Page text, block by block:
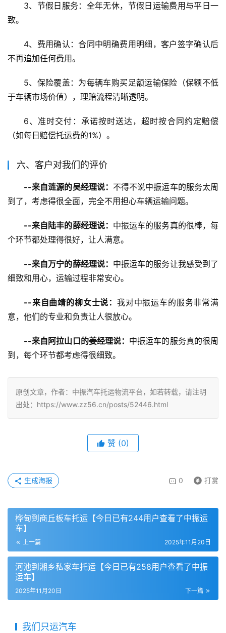
3、节假日服务：全年无休，节假日运输费用与平日一
致。
4、费用确认：合同中明确费用明细，客户签字确认后
不再追加任何费用。
5、保险覆盖：为每辆车购买足额运输保险（保额不低
于车辆市场价值），理赔流程清晰透明。
6、准时交付：承诺按时送达，超时按合同约定赔偿
（如每日赔偿托运费的1%）。
六、客户对我们的评价
--来自涟源的吴经理说： 不得不说中振运车的服务太周
到了，考虑得很全面，完全不用担心车辆运输问题。
--来自陆丰的薛经理说： 中振运车的服务真的很棒，每
个环节都处理得很好，让人满意。
--来自万宁的薛经理说： 中振运车的服务让我感受到了
细致和用心，运输过程非常安心。
--来自曲靖的柳女士说： 我对中振运车的服务非常满
意，他们的专业和负责让人很放心。
--来自阿拉山口的姜经理说： 中振运车的服务真的很周
到，每个环节都考虑得很细致。
原创文章，作者：中振汽车托运物流平台，如若转载，请注明
出处：https://www.zz56.cn/posts/52446.html
赞 (0)
0 打赏
生成海报
桦甸到商丘板车托运【今日已有244用户查看了中振运
车】
上一篇 2025年11月20日
河池到湘乡私家车托运【今日已有258用户查看了中振
运车】
下一篇
2025年11月20日
我们只运汽车